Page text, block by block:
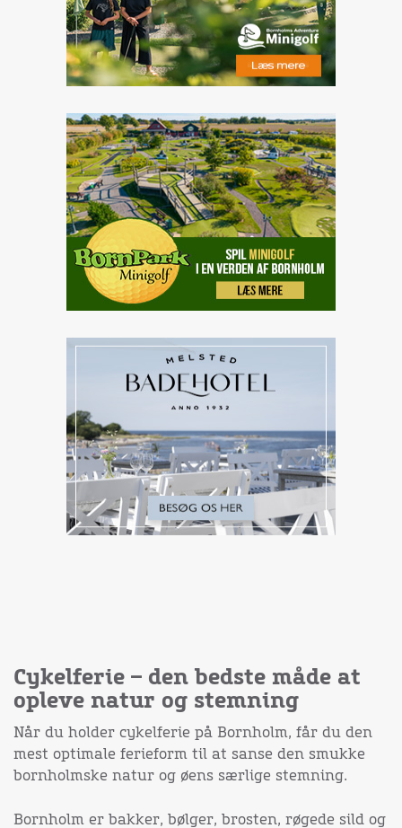
Cykelferie – den bedste måde at
opleve natur og stemning
Når du holder cykelferie på Bornholm, får du den
mest optimale ferieform til at sanse den smukke
bornholmske natur og øens særlige stemning.
Bornholm er bakker, bølger, brosten, røgede sild og